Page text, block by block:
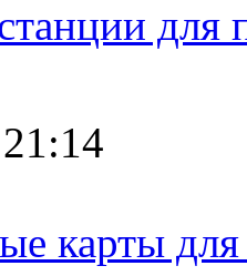
для
карты